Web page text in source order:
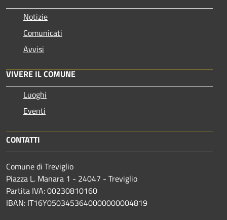
Notizie
Comunicati
Avvisi
VIVERE IL COMUNE
Luoghi
Eventi
CONTATTI
Comune di Treviglio
Piazza L. Manara 1 - 24047 - Treviglio
Partita IVA: 00230810160
IBAN: IT16Y0503453640000000004819